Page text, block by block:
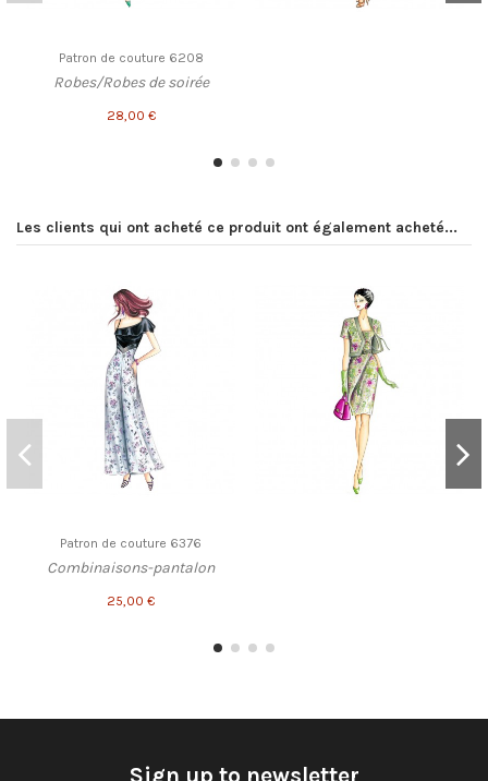
Patron de couture 6208
Robes/Robes de soirée
28,00 €
Les clients qui ont acheté ce produit ont également acheté...
Patron de couture 6376
Combinaisons-pantalon
25,00 €